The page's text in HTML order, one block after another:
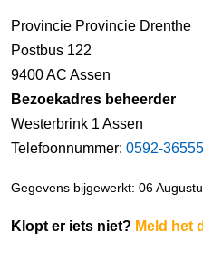
Provincie Provincie Drenthe
Postbus 122
9400 AC Assen
Bezoekadres beheerder
Westerbrink 1 Assen
Telefoonnummer: 0592-
Gegevens bijgewerkt: 06
Klopt er iets niet? Meld het